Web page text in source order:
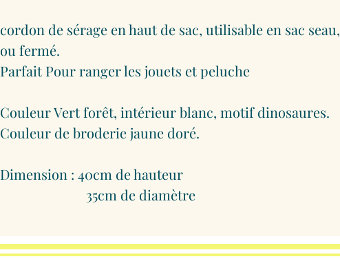
cordon de sérage en haut de sac, utilisable en sac seau,
ou fermé.
Parfait Pour ranger les jouets et peluche
Couleur Vert forêt, intérieur blanc, motif dinosaures.
Couleur de broderie jaune doré.
Dimension : 40cm de hauteur
35cm de diamètre